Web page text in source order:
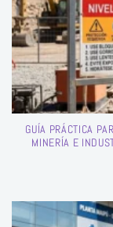
GUÍA PRÁCTICA
MINERÍA E